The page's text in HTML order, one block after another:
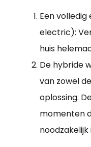
Een
electric):
huis
De hybride
van zowel
oplossing.
momenten
noodzakelijk